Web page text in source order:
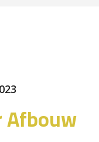
Afbouw